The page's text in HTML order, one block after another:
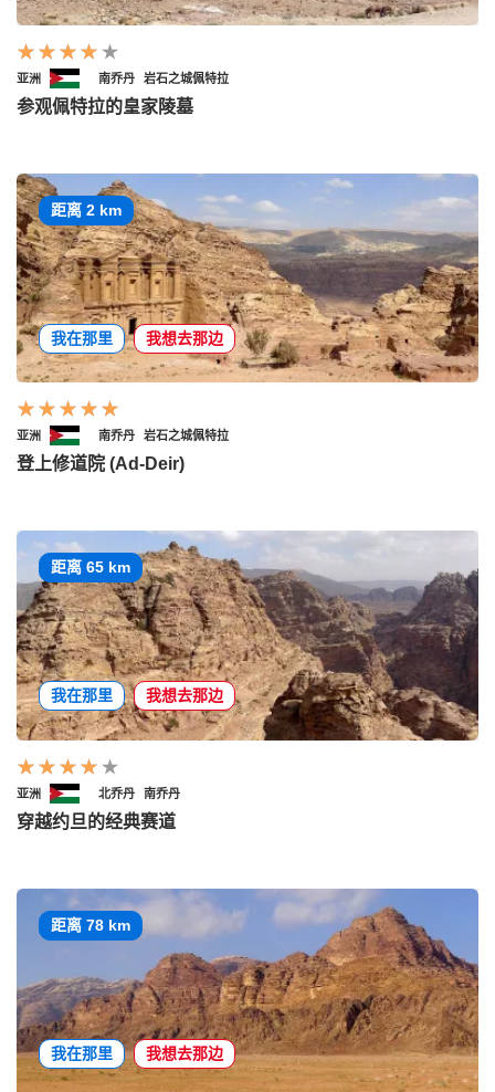
亚洲 南乔丹 岩石之城佩特拉
参观佩特拉的皇家陵墓
距离 2 km
我在那里 我想去那边
亚洲 南乔丹 岩石之城佩特拉
登上修道院 (Ad-Deir)
距离 65 km
我在那里 我想去那边
亚洲 北乔丹 南乔丹
穿越约旦的经典赛道
距离 78 km
我在那里 我想去那边